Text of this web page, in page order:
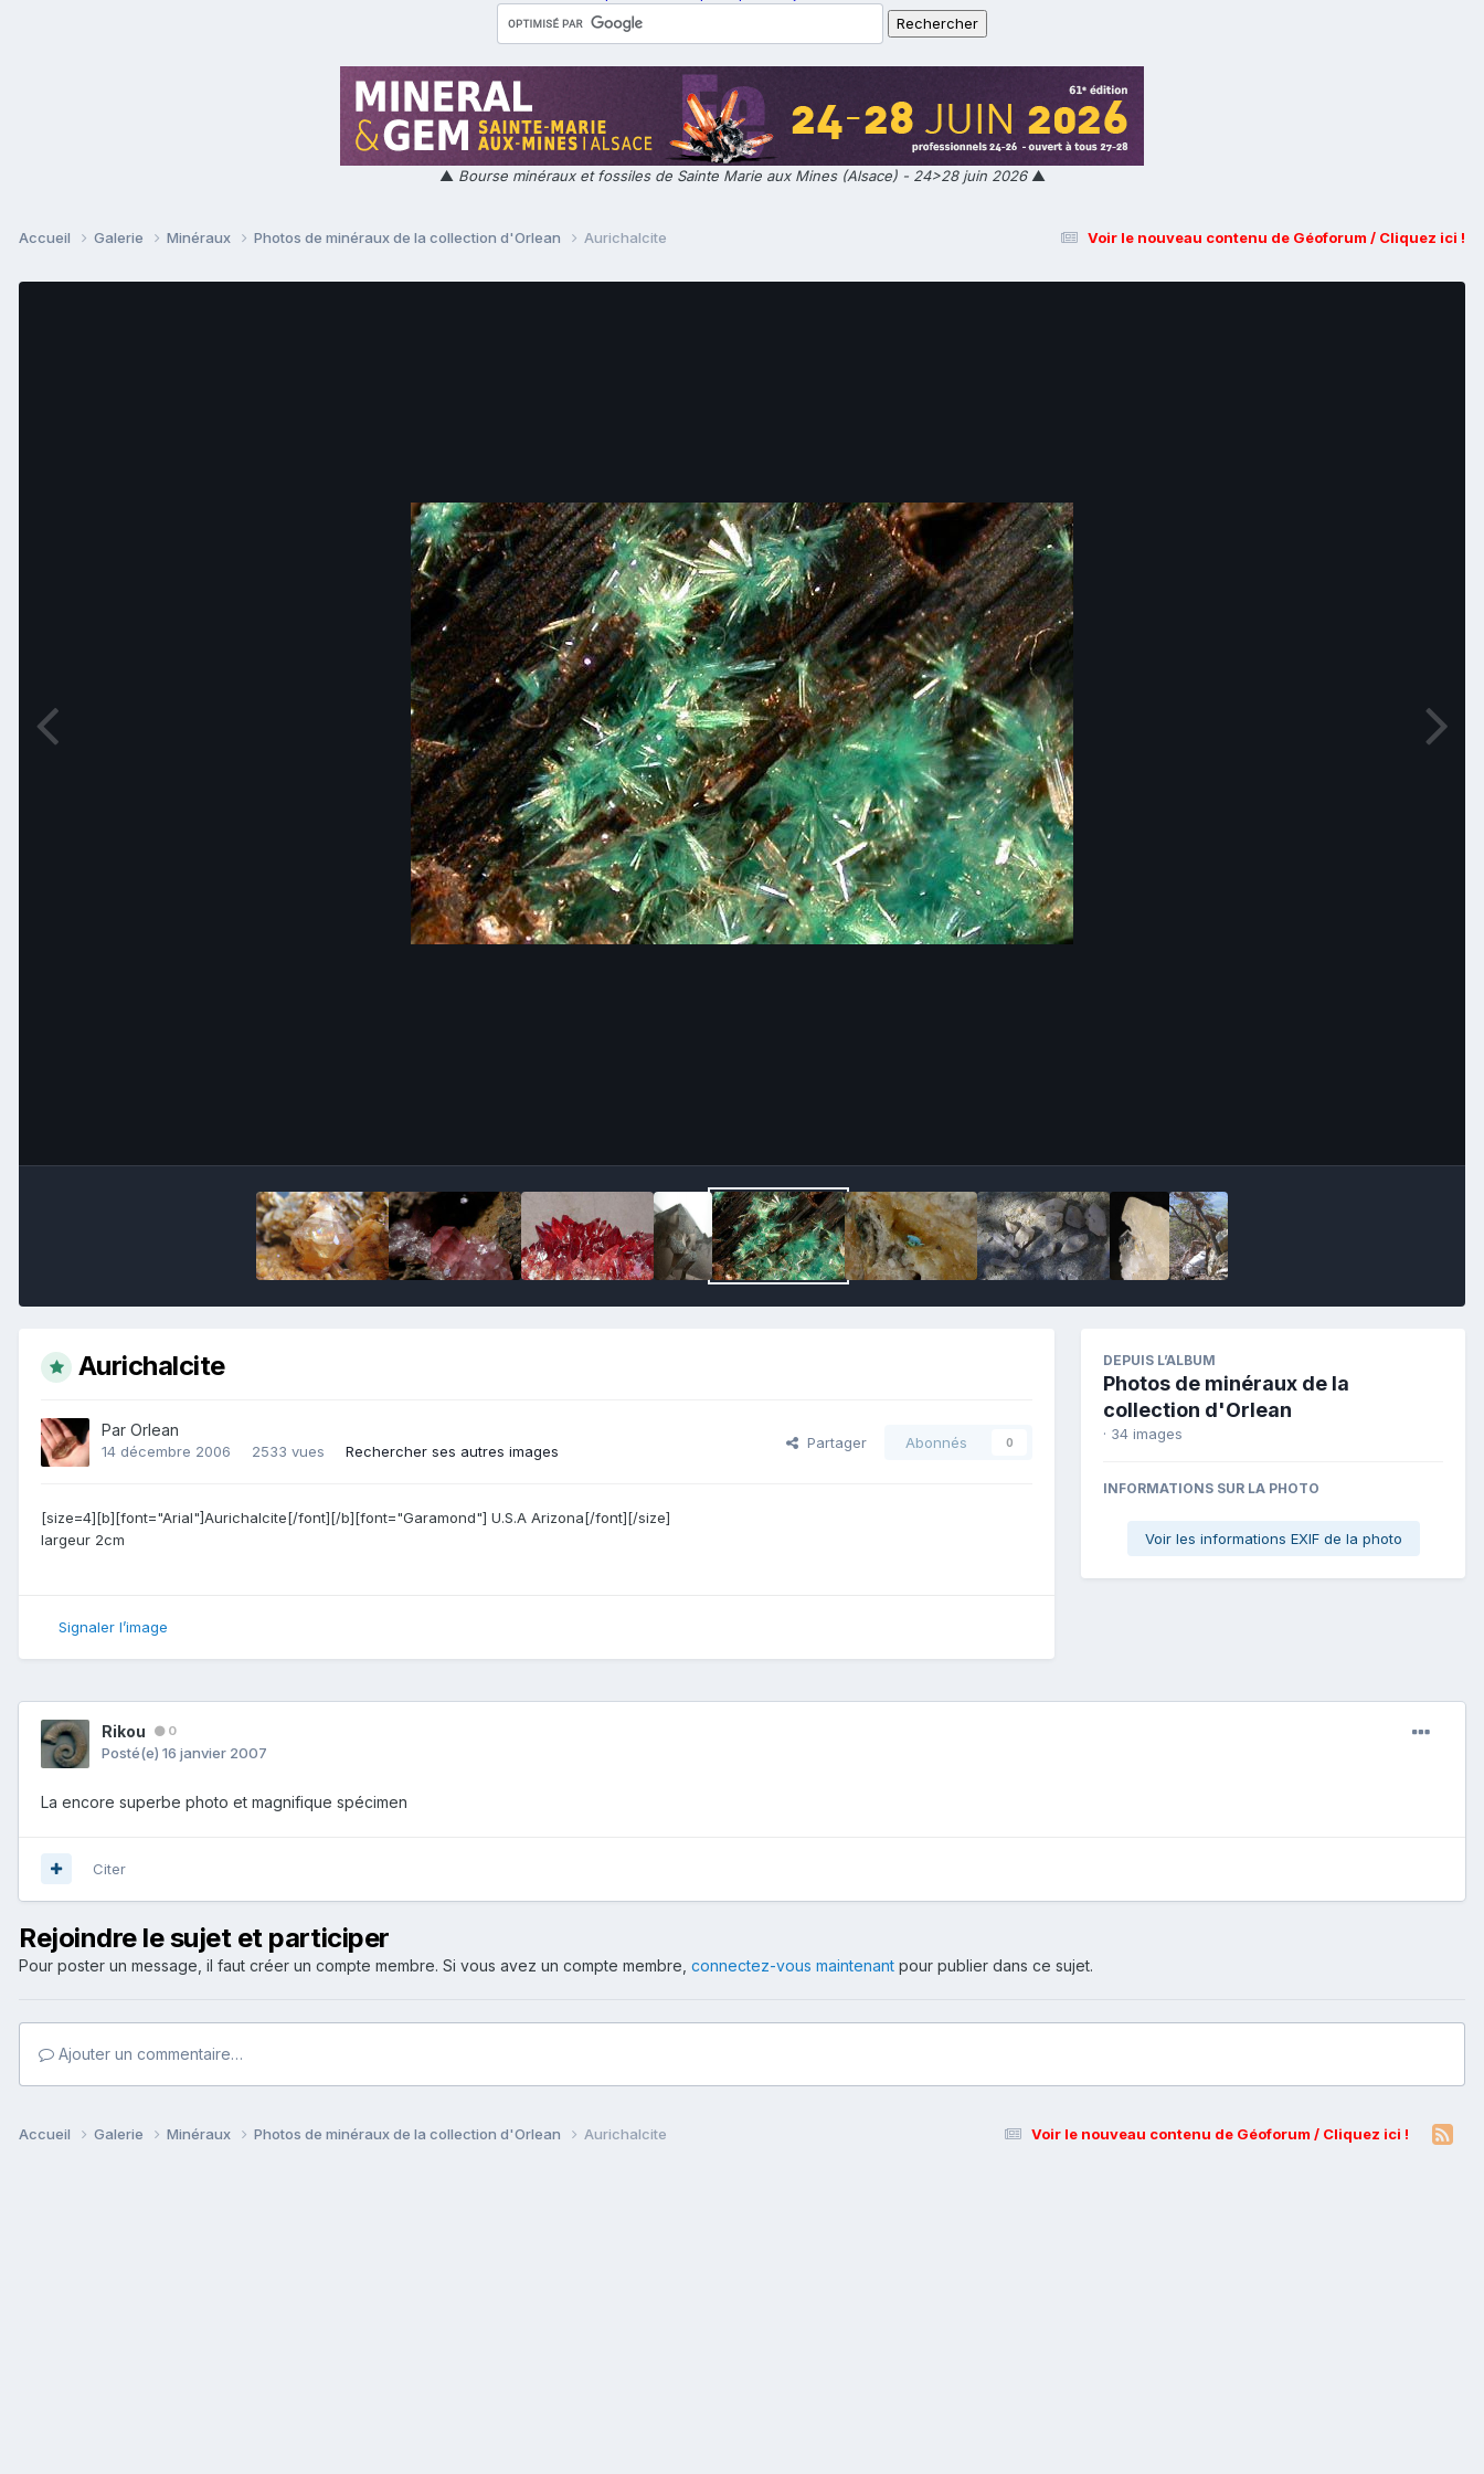
▲ Bourse minéraux et fossiles de Sainte Marie aux Mines (Alsace) - 24>28 juin 2026▲
Voir le nouveau contenu de Géoforum / Cliquez ici !
Accueil Galerie Minéraux Photos de minéraux de la collection d'Orlean Aurichalcite
Aurichalcite
Par Orlean
14 décembre 2006 2533 vues Rechercher ses autres images
Partager Abonnés 0
[size=4][b][font="Arial"]Aurichalcite[/font][/b][font="Garamond"] U.S.A Arizona[/font][/size]
largeur 2cm
Signaler l’image
DEPUIS L’ALBUM
Photos de minéraux de la
collection d'Orlean
· 34 images
INFORMATIONS SUR LA PHOTO
Voir les informations EXIF de la photo
Rikou 0
Posté(e) 16 janvier 2007
La encore superbe photo et magnifique spécimen
Citer
Rejoindre le sujet et participer
Pour poster un message, il faut créer un compte membre. Si vous avez un compte membre, connectez-vous maintenant pour publier dans ce sujet.
Ajouter un commentaire…
Voir le nouveau contenu de Géoforum / Cliquez ici !
Accueil Galerie Minéraux Photos de minéraux de la collection d'Orlean Aurichalcite